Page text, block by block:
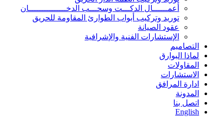
أعمــــــال الدكـــت وسحـــب الدخـــــــــــــــان
توريد وتركيب أبواب الطوارئ المقاومة للحريق
عقود الصيانة
الإستشارات الفنية والإشرافية
التصاميم
لماذا البوارق
المقاولات
الاستشارات
ادارة المرافق
المدونة
اتصل بنا
English